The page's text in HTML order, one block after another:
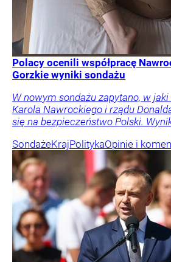
Polacy ocenili współpracę
Gorzkie wyniki sondażu
W nowym sondażu zapytano, w
Karola Nawrockiego i rządu
się na bezpieczeństwo Polski.
SondażeKrajPolitykaOpinie i